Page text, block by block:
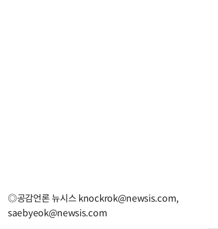
◎공감언론 뉴시스knockrok@newsis.com,
saebyeok@newsis.com